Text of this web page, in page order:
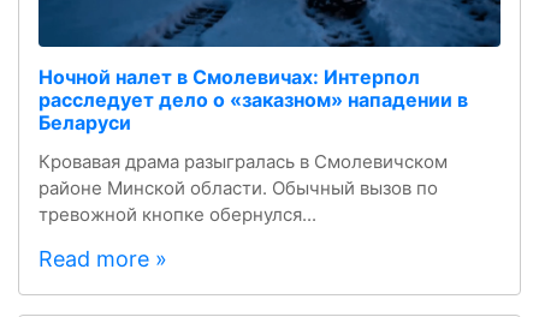
Ночной налет в Смолевичах: Интерпол
расследует дело о «заказном» нападении в
Беларуси
Кровавая драма разыгралась в Смолевичском
районе Минской области. Обычный вызов по
тревожной кнопке обернулся...
Read more »